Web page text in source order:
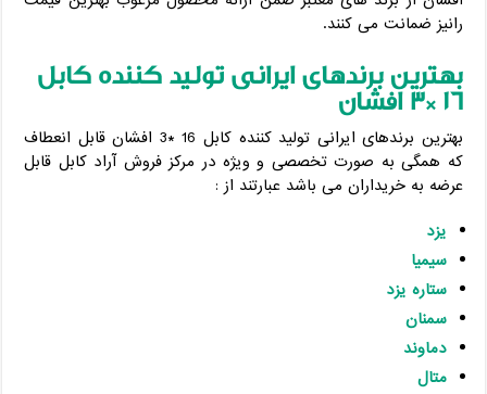
رانیز ضمانت می کنند.
بهترین برندهای ایرانی تولید کننده کابل
16
*3 افشان
بهترین برندهای ایرانی تولید کننده کابل 16 *3 افشان قابل انعطاف
که همگی به صورت تخصصی و ویژه در مرکز فروش آراد کابل قابل
عرضه به خریداران می باشد عبارتند از :
یزد
سیمیا
ستاره یزد
سمنان
دماوند
متال